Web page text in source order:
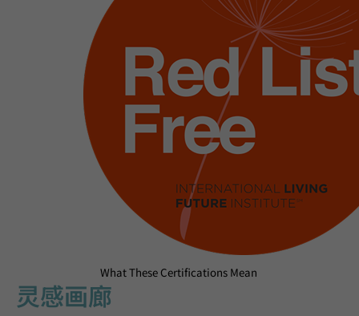
What These Certifications Mean
灵感画廊